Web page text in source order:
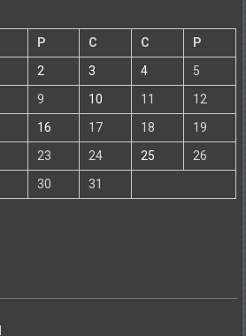
P C C
P
2 3 4
5
9 10 11
12
16 17 18
19
23 24 25
26
30 31